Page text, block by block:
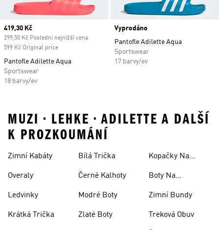
Current price
419,30 Kč
299,50 Kč Poslední nejnižší cena
599 Kč Original price
Pantofle Adilette Aqua
Sportswear
18 barvy/ev
Vyprodáno
Pantofle Adilette Aqua
Sportswear
17 barvy/ev
MUZI • LEHKE • ADILETTE A DALŠÍ
K PROZKOUMÁNÍ
Zimní Kabáty
Overaly
Ledvinky
Krátká Trička
Bílá Trička
Černé Kalhoty
Modré Boty
Zlaté Boty
Kopačky Na
Boty Na
Zimní Bundy
Treková Obuv